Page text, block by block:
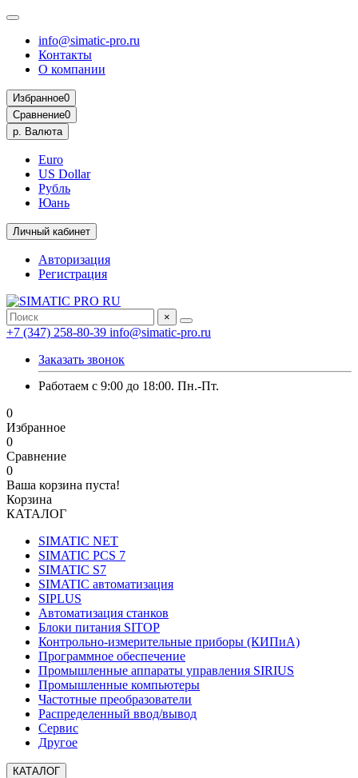
info@simatic-pro.ru
Контакты
О компании
Избранное0
Сравнение0
р. Валюта
Euro
US Dollar
Рубль
Юань
Личный кабинет
Авторизация
Регистрация
×
+7 (347) 258-80-39 info@simatic-pro.ru
Заказать звонок
Работаем с 9:00 до 18:00. Пн.-Пт.
0
Избранное
0
Сравнение
0
Ваша корзина пуста!
Корзина
КАТАЛОГ
SIMATIC NET
SIMATIC PCS 7
SIMATIC S7
SIMATIC автоматизация
SIPLUS
Автоматизация станков
Блоки питания SITOP
Контрольно-измерительные приборы (КИПиА)
Программное обеспечение
Промышленные аппараты управления SIRIUS
Промышленные компьютеры
Частотные преобразователи
Распределенный ввод/вывод
Сервис
Другое
КАТАЛОГ